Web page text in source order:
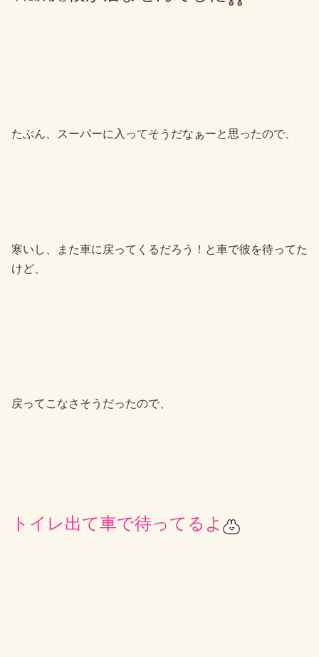
たぶん、スーパーに入ってそうだなぁーと思ったので、
寒いし、また車に戻ってくるだろう！と車で彼を待ってた
けど、
戻ってこなさそうだったので、
トイレ出て車で待ってるよ